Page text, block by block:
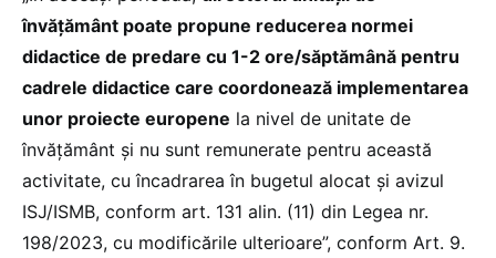
învăţământ poate propune reducerea normei
didactice de predare cu 1-2 ore/săptămână pentru
cadrele didactice care coordonează implementarea
unor proiecte europene la nivel de unitate de
învățământ şi nu sunt remunerate pentru această
activitate, cu încadrarea în bugetul alocat și avizul
ISJ/ISMB, conform art. 131 alin. (11) din Legea nr.
198/2023, cu modificările ulterioare”, conform Art. 9.